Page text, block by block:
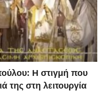
Η στιγμή που
της στη λειτουργία